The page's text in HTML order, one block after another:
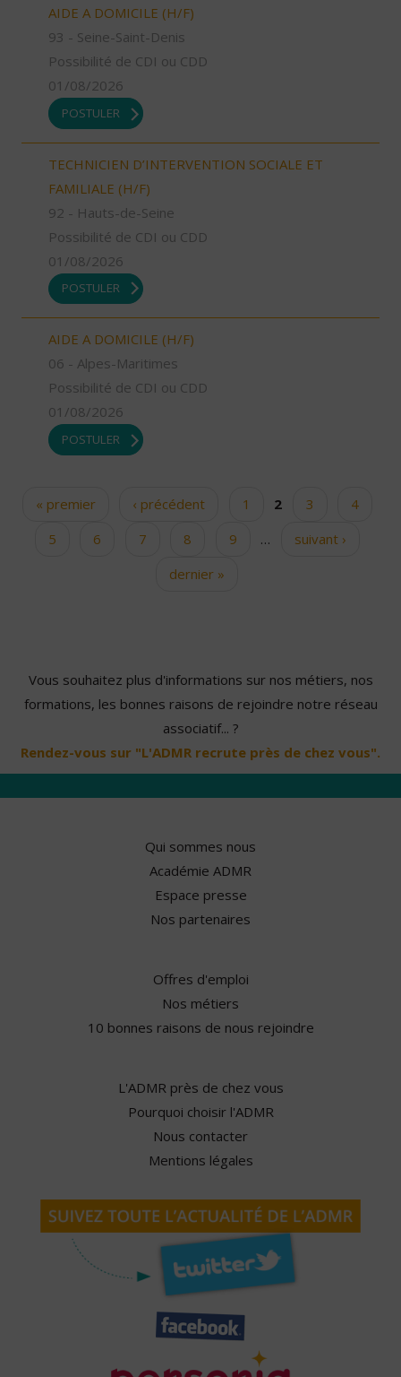
AIDE A DOMICILE (H/F)
93 - Seine-Saint-Denis
Possibilité de CDI ou CDD
01/08/2026
POSTULER
TECHNICIEN D’INTERVENTION SOCIALE ET
FAMILIALE (H/F)
92 - Hauts-de-Seine
Possibilité de CDI ou CDD
01/08/2026
POSTULER
AIDE A DOMICILE (H/F)
06 - Alpes-Maritimes
Possibilité de CDI ou CDD
01/08/2026
POSTULER
Pages« premier ‹ précédent 1 2 3
4
5
6 7 8 9 …
suivant ›
dernier »
Vous souhaitez plus d'informations sur nos métiers, nos
formations, les bonnes raisons de rejoindre notre réseau
associatif... ?
Rendez-vous sur "L'ADMR recrute près de chez vous".
Qui sommes nous
Académie ADMR
Espace presse
Nos partenaires
Offres d'emploi
Nos métiers
10 bonnes raisons de nous rejoindre
L'ADMR près de chez vous
Pourquoi choisir l'ADMR
Nous contacter
Mentions légales